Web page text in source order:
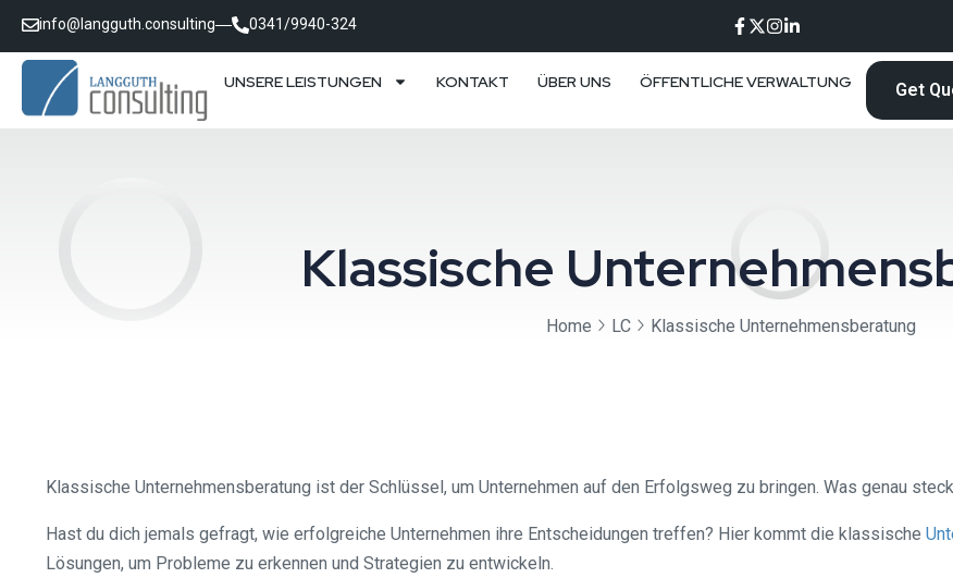
info@langguth.consulting 0341/9940-324
UNSERE LEISTUNGEN KONTAKT ÜBER UNS ÖFFENTLICHE VERWALTUNG Get
Klassische
Home LC Klassische Unternehmensberatung
Klassische Unternehmensberatung ist der Schlüssel, um Unternehmen auf den Erfolgsweg zu bringen. Was genau
Hast du dich jemals gefragt, wie erfolgreiche Unternehmen ihre Entscheidungen treffen? Hier kommt die klassische
Lösungen, um Probleme zu erkennen und Strategien zu entwickeln.